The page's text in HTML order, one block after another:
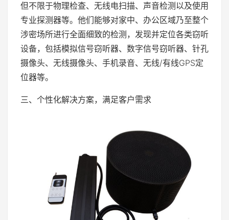
但不限于物理检查、无线电扫描、声音检测以及使用
专业探测器等。他们能够对家中、办公区域乃至整个
涉密场所进行全面细致的检测，发现并定位各类窃听
设备，包括模拟信号窃听器、数字信号窃听器、针孔
摄像头、无线摄像头、手机录音、无线/有线GPS定
位器等。
三、个性化解决方案，满足客户需求